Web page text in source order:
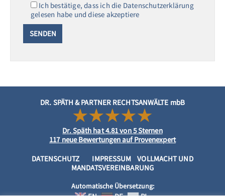
Ich bestätige, dass ich die Datenschutzerklärung
gelesen habe und diese akzeptiere
DR. SPÄTH & PARTNER RECHTSANWÄLTE mbB
Dr. Späth hat4.81von5Sternen
117neue Bewertungen auf Provenexpert
DATENSCHUTZ
IMPRESSUM
VOLLMACHT UND
MANDATSVEREINBARUNG
Automatische Übersetzung: